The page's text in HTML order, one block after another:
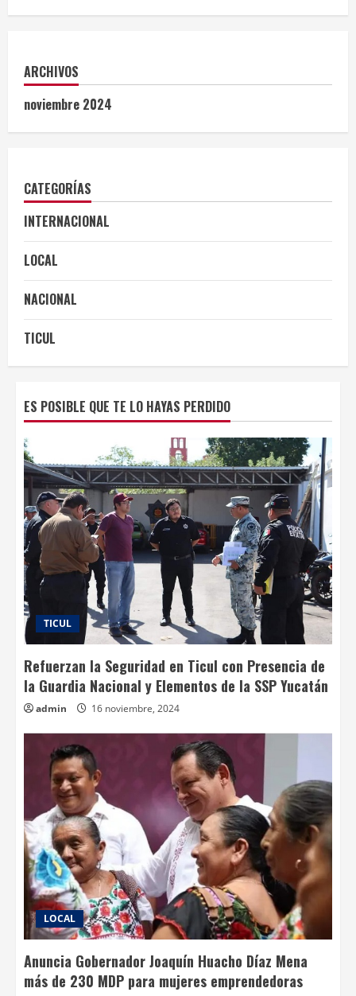
ARCHIVOS
noviembre 2024
CATEGORÍAS
INTERNACIONAL
LOCAL
NACIONAL
TICUL
ES POSIBLE QUE TE LO HAYAS PERDIDO
TICUL
Refuerzan la Seguridad en Ticul con Presencia de
la Guardia Nacional y Elementos de la SSP Yucatán
admin 16 noviembre, 2024
LOCAL
Anuncia Gobernador Joaquín Huacho Díaz Mena
más de 230 MDP para mujeres emprendedoras